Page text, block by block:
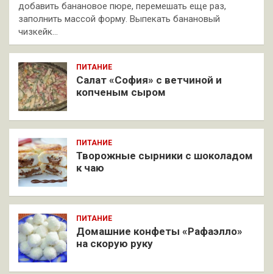
добавить банановое пюре, перемешать еще раз,
заполнить массой форму. Выпекать банановый
чизкейк…
ПИТАНИЕ
Салат «София» с ветчиной и
копченым сыром
ПИТАНИЕ
Творожные сырники с шоколадом
к чаю
ПИТАНИЕ
Домашние конфеты «Рафаэлло»
на скорую руку